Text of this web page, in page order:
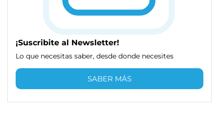
¡Suscribite al Newsletter!
Lo que necesitas saber, desde donde necesites
SABER MÁS